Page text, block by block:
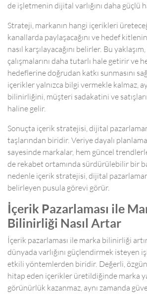
de işletmenin dijital varlığını daha güçlü
Strateji, markanın hangi içerikleri
kanallarda paylaşacağını ve hedef
nasıl karşılayacağını belirler. Bu
çalışmalarını daha tutarlı hale getirir ve
hedeflerine doğrudan katkı sunmasını
içerikler yalnızca bilgi vermekle kalmaz,
bilinirliğini, müşteri sadakatini ve
haline gelir.
Sonuçta içerik stratejisi, dijital
taşlarından biridir. Veriye dayalı
sayesinde markalar, hem güncel
de rekabet ortamında sürdürülebilir bir
nedenle içerik stratejisi, dijital
belirleyen pusula görevi görür.
İçerik Pazarlaması ile
Bilinirliği Nasıl Artar
İçerik pazarlaması ile marka bilinirliği
dünyada varlığını güçlendirmek isteyen
etkili yöntemlerden biridir. Değerli,
hitap eden içerikler üretildiğinde marka
görünürlük kazanmaz, aynı zamanda